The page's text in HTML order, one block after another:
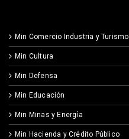
Min Comercio Industria y Turismo
Min Cultura
Min Defensa
Min Educación
Min Minas y Energía
Min Hacienda y Crédito Público